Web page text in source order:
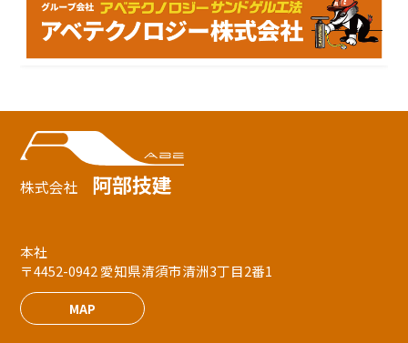
株式会社 阿部技建
本社
〒4452-0942 愛知県清須市清洲3丁目2番1
MAP